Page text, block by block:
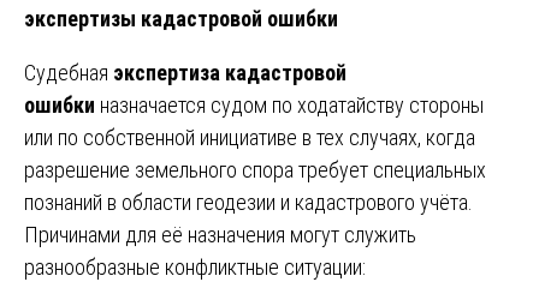
экспертизы кадастровой ошибки
Судебная экспертиза кадастровой
ошибки назначается судом по ходатайству стороны
или по собственной инициативе в тех случаях, когда
разрешение земельного спора требует специальных
познаний в области геодезии и кадастрового учёта.
Причинами для её назначения могут служить
разнообразные конфликтные ситуации: